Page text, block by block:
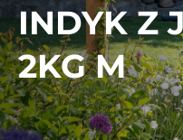
INDYK Z
2KG M